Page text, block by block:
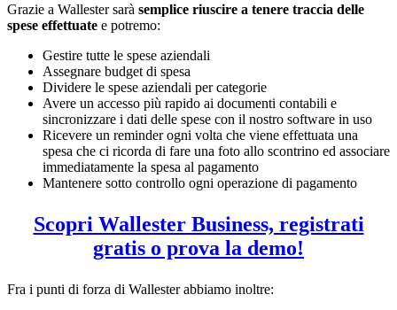
Grazie a Wallester sarà semplice riuscire a tenere traccia delle
spese effettuate e potremo:
Gestire tutte le spese aziendali
Assegnare budget di spesa
Dividere le spese aziendali per categorie
Avere un accesso più rapido ai documenti contabili e
sincronizzare i dati delle spese con il nostro software in uso
Ricevere un reminder ogni volta che viene effettuata una
spesa che ci ricorda di fare una foto allo scontrino ed associare
immediatamente la spesa al pagamento
Mantenere sotto controllo ogni operazione di pagamento
Scopri Wallester Business, registrati
gratis o prova la demo!
Fra i punti di forza di Wallester abbiamo inoltre: